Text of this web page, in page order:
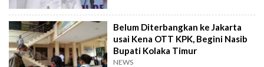
Belum Diterbangkan ke Jakarta
usai Kena OTT KPK, Begini Nasib
Bupati Kolaka Timur
NEWS